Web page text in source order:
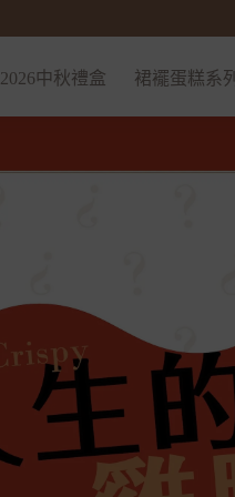
2026中秋禮盒 裙襬蛋糕系列